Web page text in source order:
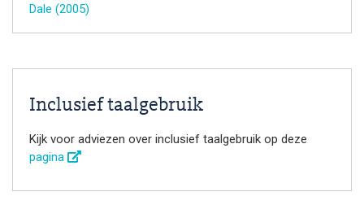
Dale (2005)
Inclusief taalgebruik
Kijk voor adviezen over inclusief taalgebruik op deze
pagina